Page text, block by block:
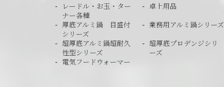
レードル・お玉・ター
ナー各種
卓上用品
厚底アルミ鍋 目盛付
シリーズ
業務用アルミ鍋シリーズ
超厚底アルミ鍋超耐久
性型シリーズ
超厚底プロデンジシリ
ーズ
電気フードウォーマー